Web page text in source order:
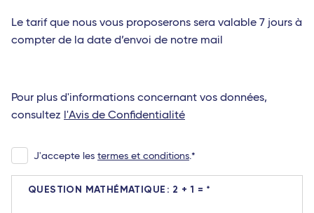
Le tarif que nous vous proposerons sera valable 7 jours à
compter de la date d’envoi de notre mail
Pour plus d'informations concernant vos données,
consultez l'Avis de Confidentialité
J'accepte les termes et conditions.
QUESTION MATHÉMATIQUE 2 + 1 =